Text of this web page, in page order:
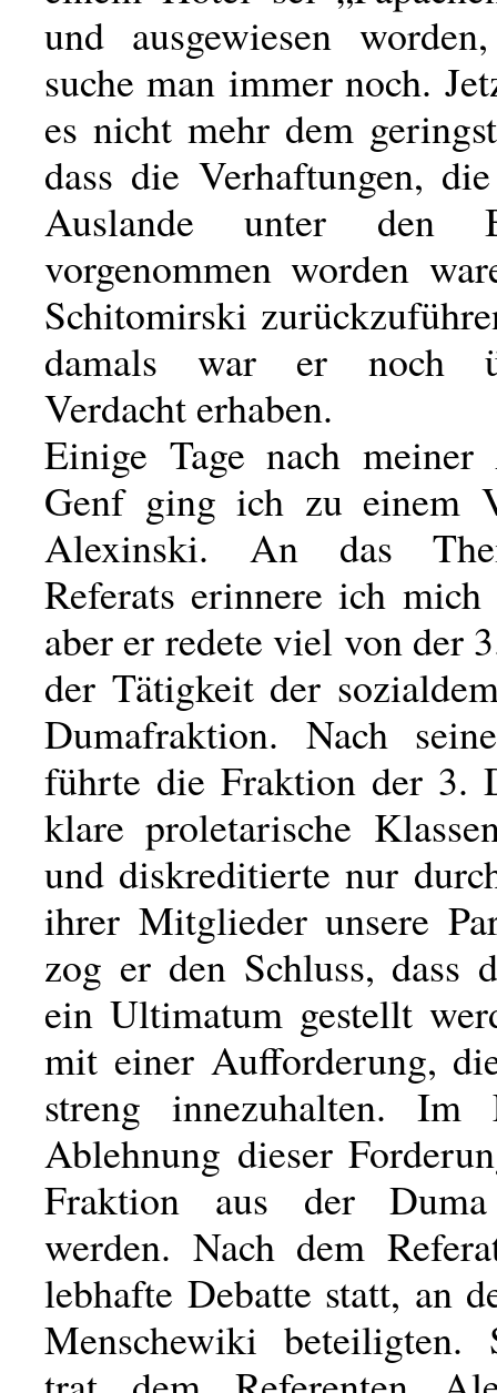
und ausgewiesen
suche man immer noch.
es nicht mehr dem
dass die Verhaftungen,
Auslande unter den
vorgenommen worden
Schitomirski
damals war er noch
Verdacht erhaben.
Einige Tage nach
Genf ging ich zu einem
Alexinski. An das
Referats erinnere ich
aber er redete viel von der
der Tätigkeit der
Dumafraktion. Nach
führte die Fraktion der 3.
klare proletarische
und diskreditierte nur
ihrer Mitglieder unsere
zog er den Schluss, dass
ein Ultimatum gestellt
mit einer Aufforderung,
streng innezuhalten. Im
Ablehnung dieser
Fraktion aus der Duma
werden. Nach dem
lebhafte Debatte statt, an
Menschewiki beteiligten.